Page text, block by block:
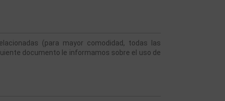
(para mayor comodidad, todas las
documento le informamos sobre el uso de